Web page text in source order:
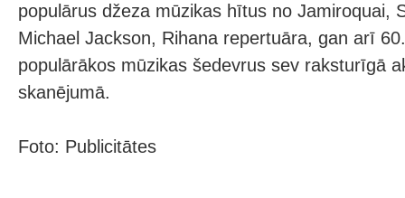
populārus džeza mūzikas hītus no Jamiroquai,
Michael Jackson, Rihana repertuāra, gan arī
populārākos mūzikas šedevrus sev raksturīgā
skanējumā.
Foto: Publicitātes